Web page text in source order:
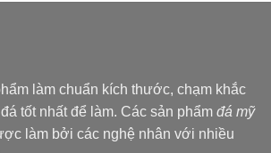
làm chuẩn kích thước, chạm khắc
tốt nhất để làm. Các sản phẩm đá mỹ
làm bởi các nghệ nhân với nhiều